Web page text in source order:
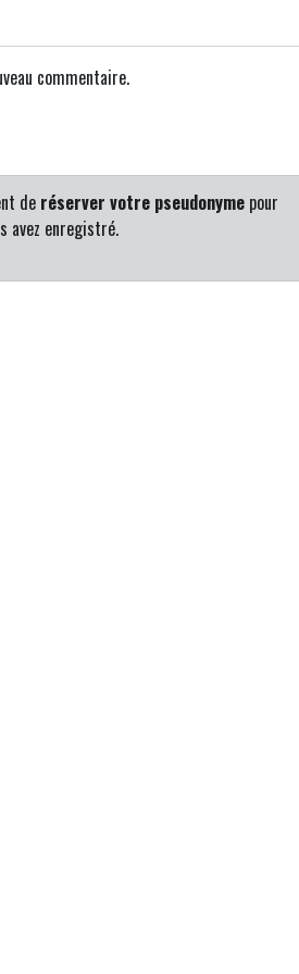
commentaire.
de réserver votre pseudonyme pour
avez enregistré.